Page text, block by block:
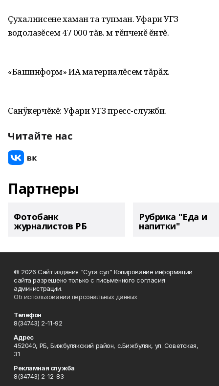
Çухалнисене хаман та тупман. Уфари УГЗ
водолазĕсем 47 000 тăв. м тĕпченĕ ĕнтĕ.
«Башинформ» ИА материалĕсем тăрăх.
Санÿкерчĕкĕ: Уфари УГЗ пресс-служби.
Читайте нас
Партнеры
Фотобанк
журналистов РБ
Рубрика "Еда и
напитки"
© 2026 Сайт издания "Сута сул" Копирование информации
сайта разрешено только с письменного согласия
администрации.
Об использовании персональных данных
Телефон
8(34743) 2-11-92
Адрес
452040, РБ, Бижбулякский район, с.Бижбуляк, ул. Советская,
31
Рекламная служба
8(34743) 2-12-83